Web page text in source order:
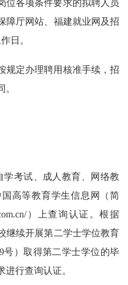
位各项条件要求的拟聘人员
障厅网站、福建就业网及招
日。
规定办理聘用核准手续，招
学考试、成人教育、网络教
高等教育学生信息网（简
）上查询认证。根据
继续开展第二学士学位教育
号）取得第二学士学位的毕
行查询认证。